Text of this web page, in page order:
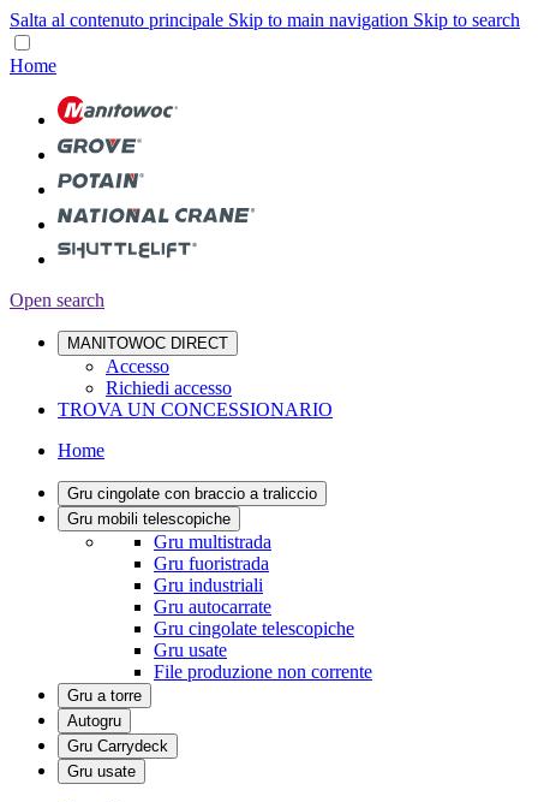
Salta al contenuto principale Skip to main navigation Skip to search
Home
Open search
MANITOWOC DIRECT
Accesso
Richiedi accesso
TROVA UN CONCESSIONARIO
Home
Gru cingolate con braccio a traliccio
Gru mobili telescopiche
Gru multistrada
Gru fuoristrada
Gru industriali
Gru autocarrate
Gru cingolate telescopiche
Gru usate
File produzione non corrente
Gru a torre
Autogru
Gru Carrydeck
Gru usate